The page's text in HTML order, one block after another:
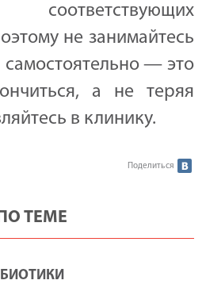
не занимайтесь
— это
а не теряя
в клинику.
Поделиться
ТЕМЕ